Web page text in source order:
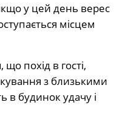
у цей день верес
місцем
похід в гості,
з близькими
в будинок удачу і